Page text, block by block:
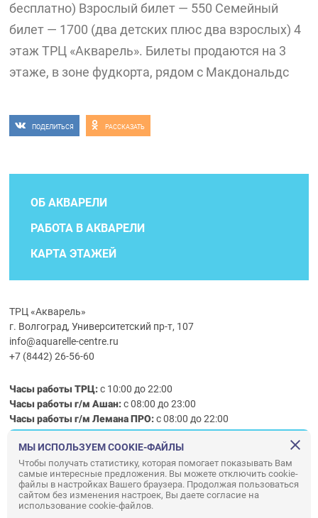
бесплатно) Взрослый билет — 550 Семейный
билет — 1700 (два детских плюс два взрослых) 4
этаж ТРЦ «Акварель». Билеты продаются на 3
этаже, в зоне фудкорта, рядом с Макдональдс
ПОДЕЛИТЬСЯ РАССКАЗАТЬ
ОБ АКВАРЕЛИ
РАБОТА В АКВАРЕЛИ
КАРТА ЭТАЖЕЙ
ТРЦ «Акварель»
г. Волгоград, Университетский пр-т, 107
info@aquarelle-centre.ru
+7 (8442) 26-56-60
Часы работы ТРЦ:с 10:00 до 22:00
Часы работы г/м Ашан:с 08:00 до 23:00
Часы работыг/мЛемана ПРО:с 08:00 до 22:00
Правила посещения ТРЦ «Акварель»
ООО «АКВАРЕЛЬ»
© ООО «Акварель» 2010–2026. All right reserved.
Дизайн концепция сайта —
МЫ ИСПОЛЬЗУЕМ COOKIE-ФАЙЛЫ
Чтобы получать статистику, которая помогает показывать Вам
самые интересные предложения. Вы можете отключить cookie-
файлы в настройках Вашего браузера. Продолжая пользоваться
сайтом без изменения настроек, Вы даете согласие на
использование cookie-файлов.